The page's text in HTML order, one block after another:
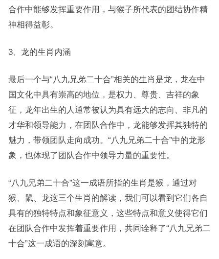
合作中能够发挥重要作用，与猴子所代表的团结协作精
神相得益彰。
3、龙的生肖内涵
最后一个与“八九兄弟二十合”相关的生肖是龙，龙在中
国文化中具有崇高的地位，是权力、尊贵、吉祥的象
征，龙年出生的人通常被认为具有远大的志向、非凡的
才华和领导能力，在团队合作中，龙能够发挥其独特的
魅力，带领团队走向成功。“八九兄弟二十合”中的龙形
象，也体现了团队合作中领导力量的重要性。
“八九兄弟二十合”这一成语所指的生肖是猴，通过对
猴、鼠、龙这三个生肖的解读，我们可以看到它们各自
具有的独特特点和象征意义，这些特点和意义使得它们
在团队合作中发挥着重要作用，共同诠释了“八九兄弟二
十合”这一成语的深刻寓意。